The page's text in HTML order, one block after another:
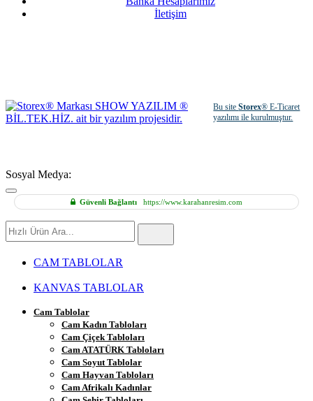
İletişim
Bu siteStorex® E-Ticaret
yazılımı ile kurulmuştur.
Sosyal Medya:
Güvenli Bağlantı https://www.karahanresim.com
Hızlı
Ürün
CAM TABLOLAR
KANVAS TABLOLAR
Cam Tablolar
Cam Kadın Tabloları
Cam Çiçek Tabloları
Cam ATATÜRK Tabloları
Cam Soyut Tablolar
Cam Hayvan Tabloları
Cam Afrikalı Kadınlar